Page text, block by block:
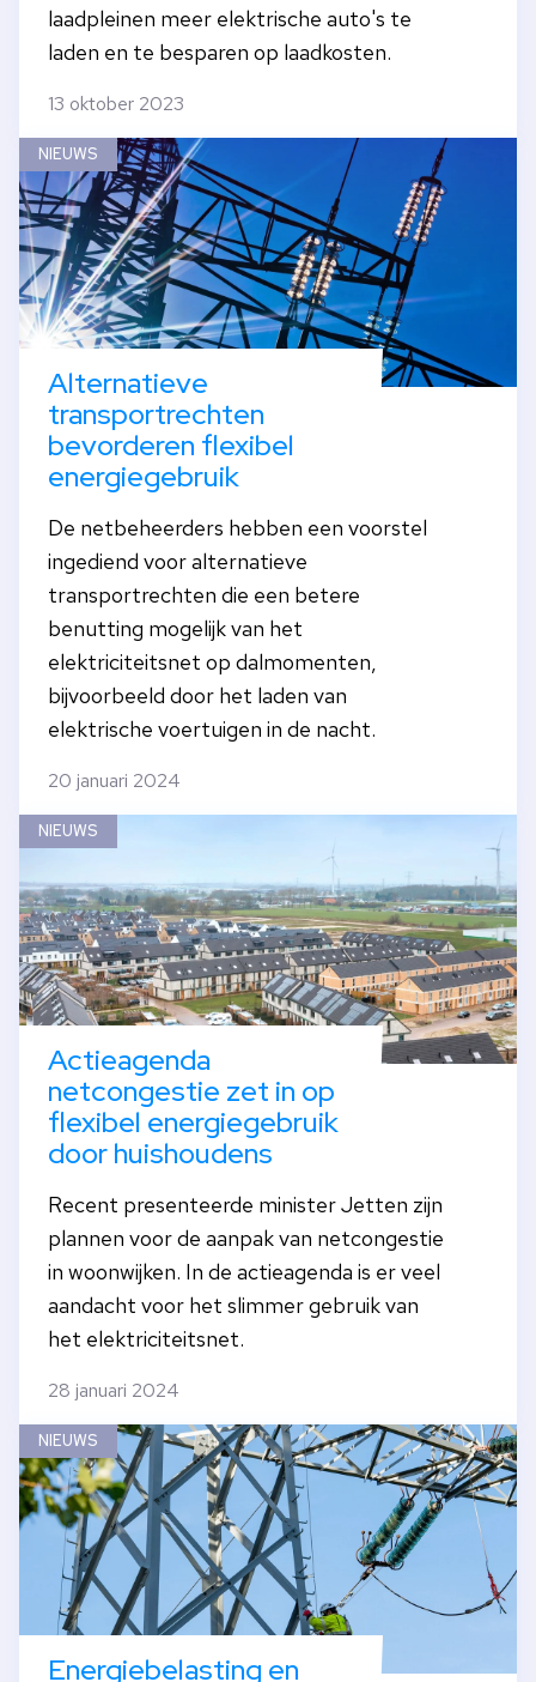
laadpleinen meer elektrische auto's te
laden en te besparen op laadkosten.
13 oktober 2023
Alternatieve
transportrechten
bevorderen flexibel
energiegebruik
De netbeheerders hebben een voorstel
ingediend voor alternatieve
transportrechten die een betere
benutting mogelijk van het
elektriciteitsnet op dalmomenten,
bijvoorbeeld door het laden van
elektrische voertuigen in de nacht.
20 januari 2024
NIEUWS
Actieagenda
netcongestie zet in op
flexibel energiegebruik
door huishoudens
Recent presenteerde minister Jetten zijn
plannen voor de aanpak van netcongestie
in woonwijken. In de actieagenda is er veel
aandacht voor het slimmer gebruik van
het elektriciteitsnet.
28 januari 2024
NIEUWS
Energiebelasting en
NIEUWS